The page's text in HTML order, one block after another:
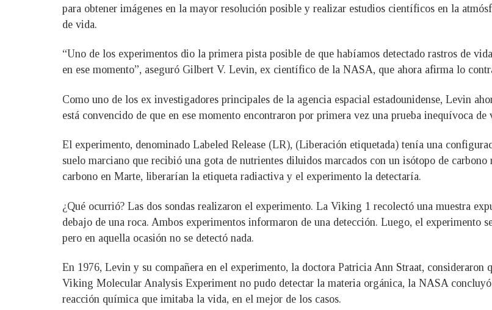
para obtener imágenes en la mayor resolución posible y realizar estudios científicos en la
de vida.
“Uno de los experimentos dio la primera pista posible de que habíamos detectado rastros de
en ese momento”, aseguró Gilbert V. Levin, ex científico de la NASA, que ahora afirma lo
Como uno de los ex investigadores principales de la agencia espacial estadounidense, Levin
está convencido de que en ese momento encontraron por primera vez una prueba inequívoca de
El experimento, denominado Labeled Release (LR), (Liberación etiquetada) tenía una
suelo marciano que recibió una gota de nutrientes diluidos marcados con un isótopo de
carbono en Marte, liberarían la etiqueta radiactiva y el experimento la detectaría.
¿Qué ocurrió? Las dos sondas realizaron el experimento. La Viking 1 recolectó una muestra
debajo de una roca. Ambos experimentos informaron de una detección. Luego, el experimento
pero en aquella ocasión no se detectó nada.
En 1976, Levin y su compañera en el experimento, la doctora Patricia Ann Straat, consideraron
Viking Molecular Analysis Experiment no pudo detectar la materia orgánica, la NASA
reacción química que imitaba la vida, en el mejor de los casos.